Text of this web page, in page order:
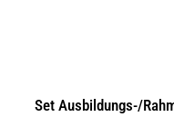
Set Ausbildungs-/